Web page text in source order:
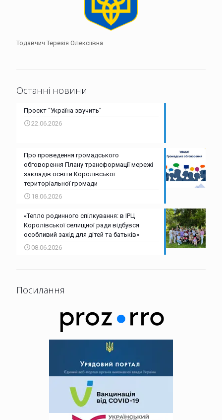
Тодавчич Терезія Олексіївна
Останні новини
Проєкт “Україна звучить”
22.06.2026
Про проведення громадського
обговорення Плану трансформації мережі
закладів освіти Королівської
територіальної громади
18.06.2026
«Тепло родинного спілкування: в ІРЦ
Королівської селищної ради відбувся
особливий захід для дітей та батьків»
08.06.2026
Посилання